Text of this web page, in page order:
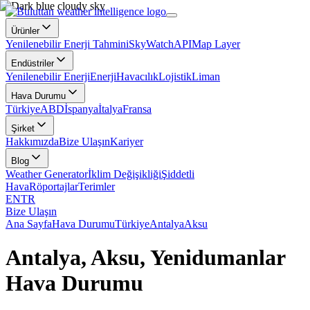
Ürünler
Yenilenebilir Enerji TahminiSkyWatchAPIMap Layer
Endüstriler
Yenilenebilir EnerjiEnerjiHavacılıkLojistikLiman
Hava Durumu
TürkiyeABDİspanyaİtalyaFransa
Şirket
HakkımızdaBize UlaşınKariyer
Blog
Weather Generatorİklim DeğişikliğiŞiddetli
HavaRöportajlarTerimler
ENTR
Bize Ulaşın
Ana SayfaHava DurumuTürkiyeAntalyaAksu
Antalya, Aksu, Yenidumanlar
Hava Durumu